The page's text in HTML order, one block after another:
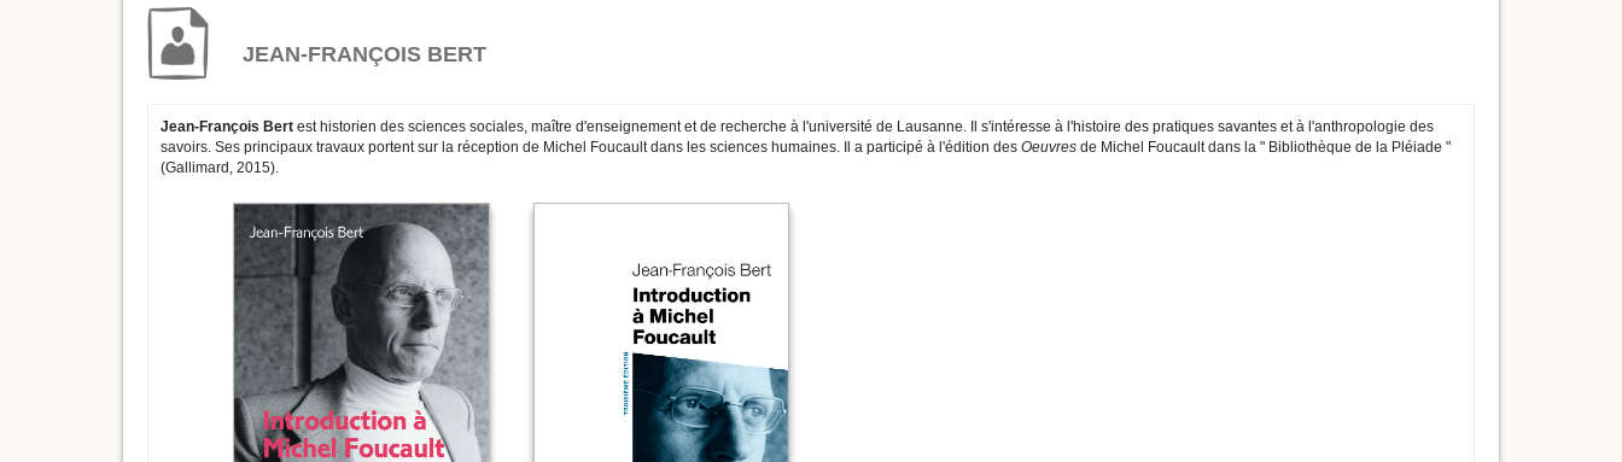
JEAN-FRANÇOIS BERT
Jean-François Bert est historien des sciences sociales, maître d'enseignement et de recherche à l'université de Lausanne. Il s'intéresse à l'histoire des pratiques savantes et à l'anthropologie des
savoirs. Ses principaux travaux portent sur la réception de Michel Foucault dans les sciences humaines. Il a participé à l'édition des Oeuvres de Michel Foucault dans la " Bibliothèque de la Pléiade "
(Gallimard, 2015).